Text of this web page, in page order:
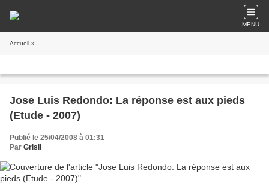
MENU
Accueil »
Jose Luis Redondo: La réponse est aux pieds
(Etude - 2007)
Publié le 25/04/2008 à 01:31
Par Grisli